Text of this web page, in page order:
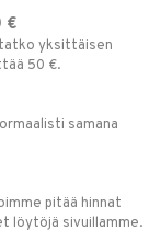
€
yksittäisen
50 €.
samana
pitää hinnat
löytöjä sivuillamme.